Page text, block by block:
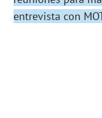
entrevista con